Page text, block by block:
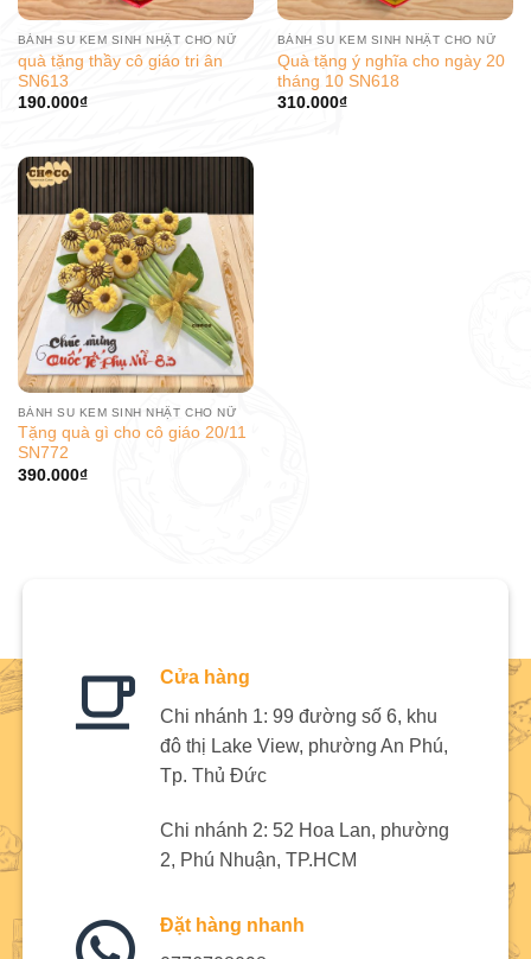
BÁNH SU KEM SINH NHẬT CHO NỮ
quà tặng thầy cô giáo tri ân
SN613
190.000₫
BÁNH SU KEM SINH NHẬT CHO NỮ
Quà tặng ý nghĩa cho ngày 20
tháng 10 SN618
310.000₫
BÁNH SU KEM SINH NHẬT CHO NỮ
Tặng quà gì cho cô giáo 20/11
SN772
390.000₫
Cửa hàng
Chi nhánh 1: 99 đường số 6, khu
đô thị Lake View, phường An Phú,
Tp. Thủ Đức
Chi nhánh 2: 52 Hoa Lan, phường
2, Phú Nhuận, TP.HCM
Đặt hàng nhanh